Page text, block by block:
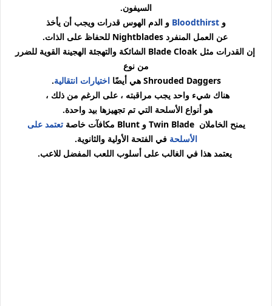
السيفون.
و
و الدم الهوس قدرات ويجب أن يأخذ
عن العمل المنفرد Nightblades للحفاظ على الذات.
إن القدرات مثل Blade Cloak الشائكة والتهجئة الهجينة القوية للضرر
من نوع
Shrouded Daggers هي أيضًا
اختيارات انتقالية.
هناك شيء واحد يجب مراقبته ، على الرغم من ذلك ،
هو أنواع الأسلحة التي تم تجهيزها بيد واحدة.
يمنح الخاملان Twin Blade و Blunt مكافآت خاصة
تعتمد على
الأسلحة في الفتحة الأولية والثانوية.
يعتمد هذا في الغالب على أسلوب اللعب المفضل للاعب.